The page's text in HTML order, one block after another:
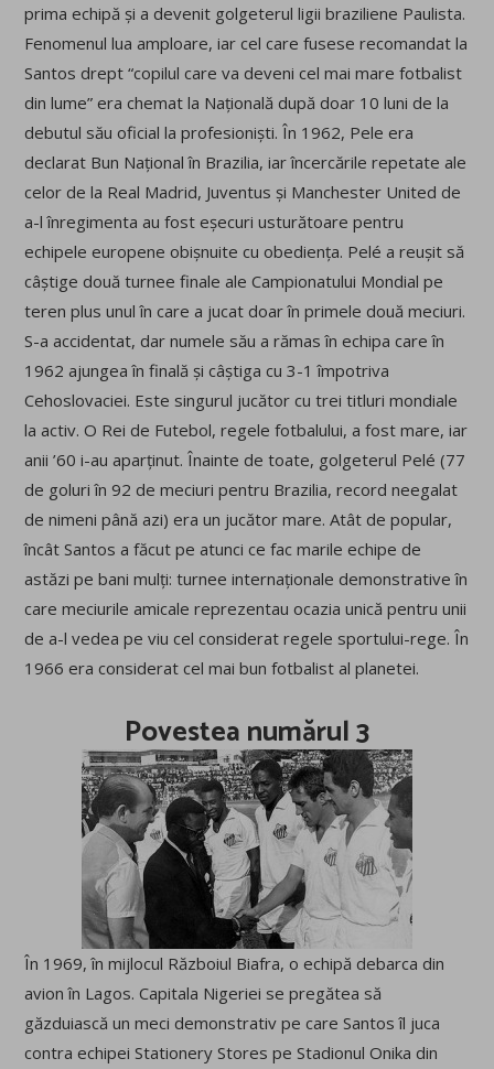
prima echipă și a devenit golgeterul ligii braziliene Paulista.
Fenomenul lua amploare, iar cel care fusese recomandat la
Santos drept “copilul care va deveni cel mai mare fotbalist
din lume” era chemat la Națională după doar 10 luni de la
debutul său oficial la profesioniști. În 1962, Pele era
declarat Bun Național în Brazilia, iar încercările repetate ale
celor de la Real Madrid, Juventus și Manchester United de
a-l înregimenta au fost eșecuri usturătoare pentru
echipele europene obișnuite cu obediența. Pelé a reușit să
câștige două turnee finale ale Campionatului Mondial pe
teren plus unul în care a jucat doar în primele două meciuri.
S-a accidentat, dar numele său a rămas în echipa care în
1962 ajungea în finală și câștiga cu 3-1 împotriva
Cehoslovaciei. Este singurul jucător cu trei titluri mondiale
la activ. O Rei de Futebol, regele fotbalului, a fost mare, iar
anii ’60 i-au aparținut. Înainte de toate, golgeterul Pelé (77
de goluri în 92 de meciuri pentru Brazilia, record neegalat
de nimeni până azi) era un jucător mare. Atât de popular,
încât Santos a făcut pe atunci ce fac marile echipe de
astăzi pe bani mulți: turnee internaționale demonstrative în
care meciurile amicale reprezentau ocazia unică pentru unii
de a-l vedea pe viu cel considerat regele sportului-rege. În
1966 era considerat cel mai bun fotbalist al planetei.
Povestea numărul 3
În 1969, în mijlocul Războiul Biafra, o echipă debarca din
avion în Lagos. Capitala Nigeriei se pregătea să
găzduiască un meci demonstrativ pe care Santos îl juca
contra echipei Stationery Stores pe Stadionul Onika din